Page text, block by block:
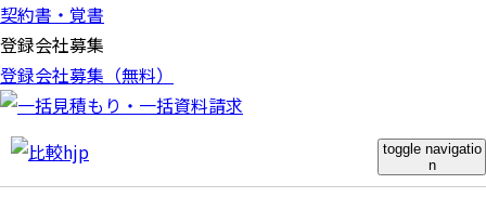
契約書・覚書
登録会社募集
登録会社募集（無料）
toggle navigatio
n